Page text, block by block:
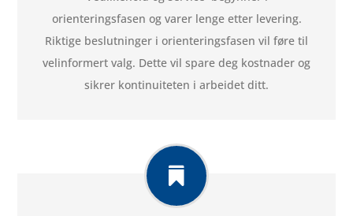
orienteringsfasen og varer lenge etter levering.
Riktige beslutninger i orienteringsfasen vil føre til
velinformert valg. Dette vil spare deg kostnader og
sikrer kontinuiteten i arbeidet ditt.
